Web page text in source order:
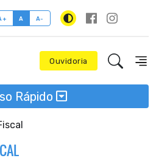
A A-
Ouvidoria
Rápido